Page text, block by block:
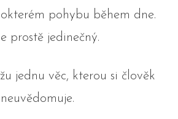
pohybu během dne.
prostě jedinečný.
jednu věc, kterou si člověk